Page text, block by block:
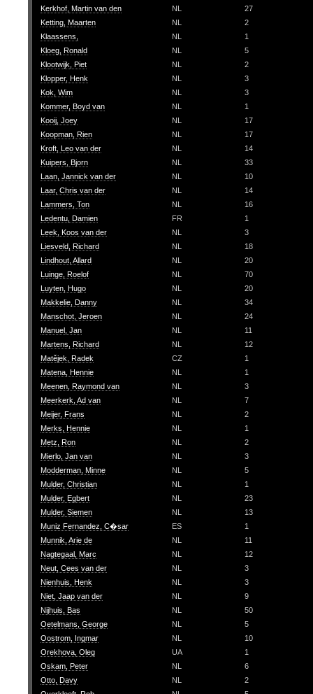
Kerkhof, Martin van den
NL
27
Ketting, Maarten
NL
2
Klaassens,
NL
1
Kloeg, Ronald
NL
5
Klootwijk, Piet
NL
2
Klopper, Henk
NL
3
Kok, Wim
NL
3
Kommer, Boyd van
NL
1
Kooij, Joey
NL
17
Koopman, Rien
NL
17
Kroft, Leo van der
NL
14
Kuipers, Bjorn
NL
33
Laan, Jannick van der
NL
10
Laar, Chris van der
NL
14
Lammers, Ton
NL
16
Ledentu, Damien
FR
1
Leek, Koos van der
NL
3
Liesveld, Richard
NL
18
Lindhout, Allard
NL
20
Luinge, Roelof
NL
70
Luyten, Hugo
NL
20
Makkelie, Danny
NL
34
Manschot, Jeroen
NL
24
Manuel, Jan
NL
11
Martens, Richard
NL
12
Matějek, Radek
CZ
1
Matena, Hennie
NL
1
Meenen, Raymond van
NL
3
Meerkerk, Ad van
NL
7
Meijer, Frans
NL
2
Merks, Hennie
NL
1
Metz, Ron
NL
2
Mierlo, Jan van
NL
3
Modderman, Minne
NL
5
Mulder, Christian
NL
1
Mulder, Egbert
NL
23
Mulder, Siemen
NL
13
Muniz Fernandez, C�sar
ES
1
Munnik, Arie de
NL
11
Nagtegaal, Marc
NL
12
Neut, Cees van der
NL
3
Nienhuis, Henk
NL
3
Niet, Jaap van der
NL
9
Nijhuis, Bas
NL
50
Oetelmans, George
NL
5
Oostrom, Ingmar
NL
10
Orekhova, Oleg
UA
1
Oskam, Peter
NL
6
Otto, Davy
NL
2